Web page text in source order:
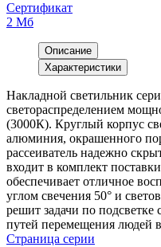
Сертификат
2 Мб
Описание
Характеристики
Накладной светильник
светораспределением
(3000К). Круглый корпус
алюминия, окрашенного
рассеиватель надежно
входит в комплект
обеспечивает отличное
углом свечения 50° и
решит задачи по
путей перемещения людей
Страница серии